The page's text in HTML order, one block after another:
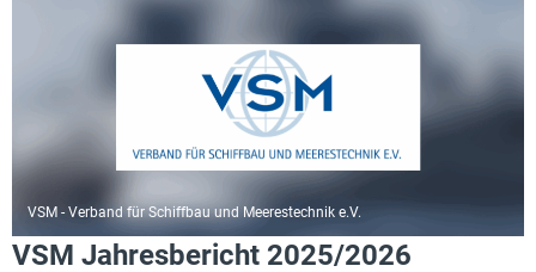
VSM - Verband für Schiffbau und Meerestechnik e.V.
VSM Jahresbericht 2025/2026